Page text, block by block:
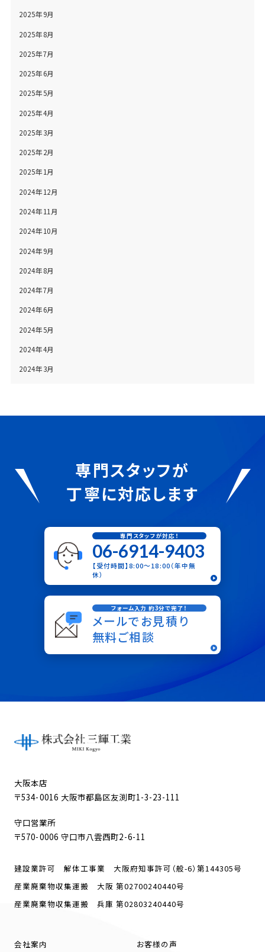
2025年9月
2025年8月
2025年7月
2025年6月
2025年5月
2025年4月
2025年3月
2025年2月
2025年1月
2024年12月
2024年11月
2024年10月
2024年9月
2024年8月
2024年7月
2024年6月
2024年5月
2024年4月
2024年3月
専門スタッフが
丁寧に対応します
専門スタッフが対応！
06-6914-9403
【受付時間】8:00〜18:00（年中無
休）
フォーム入力 約3分で完了！
メールでお見積り
無料ご相談
大阪本店
〒534-0016 大阪市都島区友渕町1-3-23-111
守口営業所
〒570-0006 守口市八雲西町2-6-11
建設業許可 解体工事業 大阪府知事許可（般-6）第144305号
産業廃棄物収集運搬 大阪 第02700240440号
産業廃棄物収集運搬 兵庫 第02803240440号
会社案内 お客様の声